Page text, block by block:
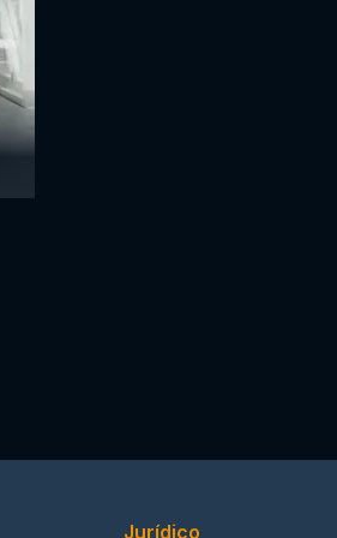
Jurídico